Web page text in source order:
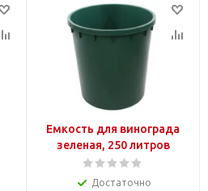
Емкость для винограда
зеленая, 250 литров
Достаточно